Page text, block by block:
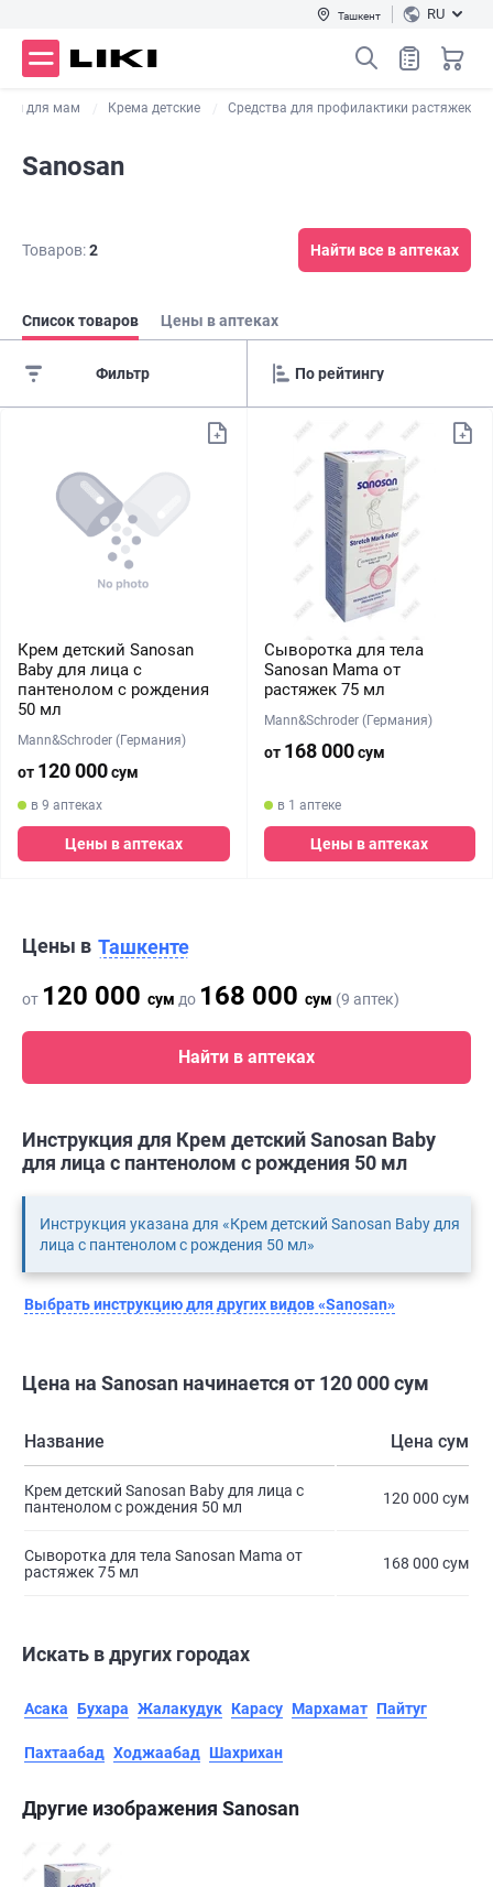
Ташкент RU
для мам Крема детские Средства для профилактики растяжек
Sanosan
Товаров:2 Найти все в аптеках
Список товаров Цены в аптеках
Фильтр
Крем детский Sanosan
Baby для лица с
пантенолом с рождения
50 мл
Mann&Schroder (Германия)
от 120 000сум
в 9 аптеках
Цены в аптеках
Сыворотка для тела
Sanosan Mama от
растяжек 75 мл
Mann&Schroder (Германия)
от 168 000сум
в 1 аптеке
Цены в аптеках
Цены в Ташкенте
от 120 000 сум до 168 000 сум (9 аптек)
Найти в аптеках
Инструкция для Крем детский Sanosan Baby
для лица с пантенолом с рождения 50 мл
Инструкция указана для «Крем детский Sanosan Baby для
лица с пантенолом с рождения 50 мл»
Выбрать инструкцию для других видов «Sanosan»
Цена на Sanosan начинается от 120 000 сум
Название Цена сум
Крем детский Sanosan Baby для лица с
пантенолом с рождения 50 мл
120 000 сум
Сыворотка для тела Sanosan Mama от
растяжек 75 мл
168 000 сум
Искать в других городах
Асака Бухара Жалакудук Карасу Мархамат Пайтуг
Пахтаабад Ходжаабад Шахрихан
Другие изображения Sanosan